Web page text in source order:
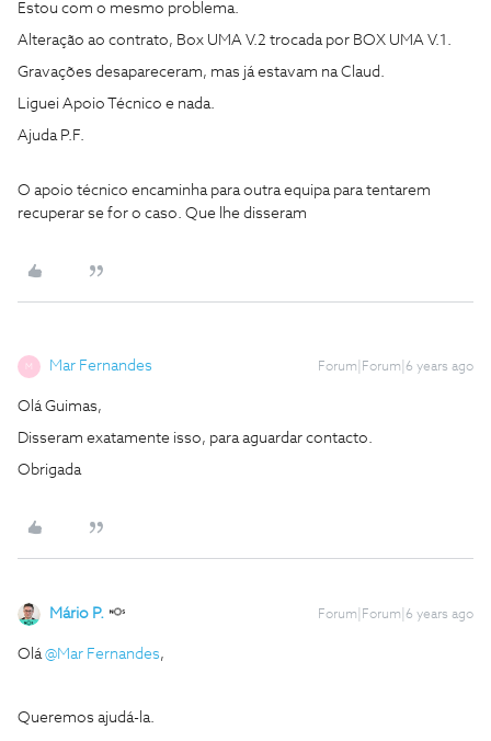
Estou com o mesmo problema.
Alteração ao contrato, Box UMA V.2 trocada por BOX UMA V.1.
Gravações desapareceram, mas já estavam na Claud.
Liguei Apoio Técnico e nada.
Ajuda P.F.
O apoio técnico encaminha para outra equipa para tentarem
recuperar se for o caso. Que lhe disseram
M Mar Fernandes Forum|Forum|6 years ago
Olá Guimas,
Disseram exatamente isso, para aguardar contacto.
Obrigada
Mário P. Forum|Forum|6 years ago
Olá@Mar Fernandes,
Queremos ajudá-la.